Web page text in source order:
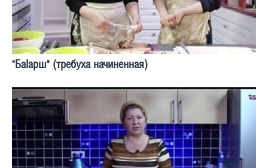
"БаIарш" (требуха начиненная)